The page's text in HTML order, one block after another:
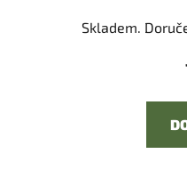
Skladem.